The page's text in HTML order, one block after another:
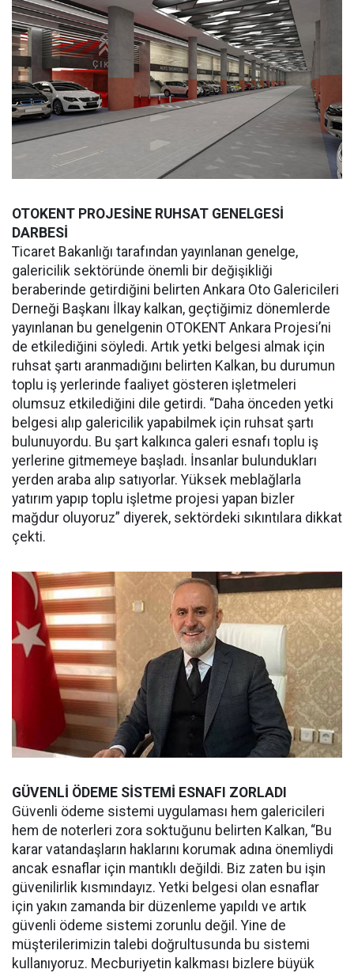
OTOKENT PROJESİNE RUHSAT GENELGESİ
DARBESİ
Ticaret Bakanlığı tarafından yayınlanan genelge,
galericilik sektöründe önemli bir değişikliği
beraberinde getirdiğini belirten Ankara Oto Galericileri
Derneği Başkanı İlkay kalkan, geçtiğimiz dönemlerde
yayınlanan bu genelgenin OTOKENT Ankara Projesi’ni
de etkilediğini söyledi. Artık yetki belgesi almak için
ruhsat şartı aranmadığını belirten Kalkan, bu durumun
toplu iş yerlerinde faaliyet gösteren işletmeleri
olumsuz etkilediğini dile getirdi. “Daha önceden yetki
belgesi alıp galericilik yapabilmek için ruhsat şartı
bulunuyordu. Bu şart kalkınca galeri esnafı toplu iş
yerlerine gitmemeye başladı. İnsanlar bulundukları
yerden araba alıp satıyorlar. Yüksek meblağlarla
yatırım yapıp toplu işletme projesi yapan bizler
mağdur oluyoruz” diyerek, sektördeki sıkıntılara dikkat
çekti.
GÜVENLİ ÖDEME SİSTEMİ ESNAFI ZORLADI
Güvenli ödeme sistemi uygulaması hem galericileri
hem de noterleri zora soktuğunu belirten Kalkan, “Bu
karar vatandaşların haklarını korumak adına önemliydi
ancak esnaflar için mantıklı değildi. Biz zaten bu işin
güvenilirlik kısmındayız. Yetki belgesi olan esnaflar
için yakın zamanda bir düzenleme yapıldı ve artık
güvenli ödeme sistemi zorunlu değil. Yine de
müşterilerimizin talebi doğrultusunda bu sistemi
kullanıyoruz. Mecburiyetin kalkması bizlere büyük